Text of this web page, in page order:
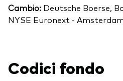
Cambio: Deutsche Boerse,
NYSE Euronext -
Codici fondo